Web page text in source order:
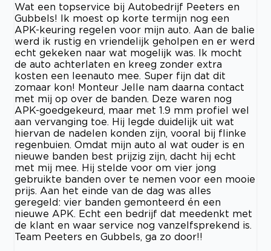
Wat een topservice bij Autobedrijf Peeters en
Gubbels! Ik moest op korte termijn nog een
APK-keuring regelen voor mijn auto. Aan de balie
werd ik rustig en vriendelijk geholpen en er werd
echt gekeken naar wat mogelijk was. Ik mocht
de auto achterlaten en kreeg zonder extra
kosten een leenauto mee. Super fijn dat dit
zomaar kon! Monteur Jelle nam daarna contact
met mij op over de banden. Deze waren nog
APK-goedgekeurd, maar met 1.9 mm profiel wel
aan vervanging toe. Hij legde duidelijk uit wat
hiervan de nadelen konden zijn, vooral bij flinke
regenbuien. Omdat mijn auto al wat ouder is en
nieuwe banden best prijzig zijn, dacht hij echt
met mij mee. Hij stelde voor om vier jong
gebruikte banden over te nemen voor een mooie
prijs. Aan het einde van de dag was alles
geregeld: vier banden gemonteerd én een
nieuwe APK. Echt een bedrijf dat meedenkt met
de klant en waar service nog vanzelfsprekend is.
Team Peeters en Gubbels, ga zo door!!